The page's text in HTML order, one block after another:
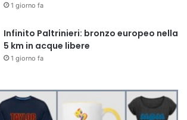
1 giorno fa
Infinito Paltrinieri: bronzo europeo nella
5 km in acque libere
1 giorno fa